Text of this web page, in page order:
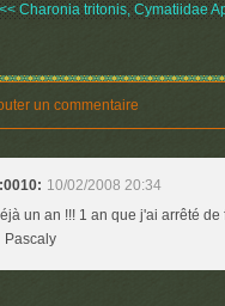
<< Charonia tritonis, Cymatiidae
un commentaire
10/02/2008 20:34
un an !!! 1 an que j'ai arrêté
Pascaly